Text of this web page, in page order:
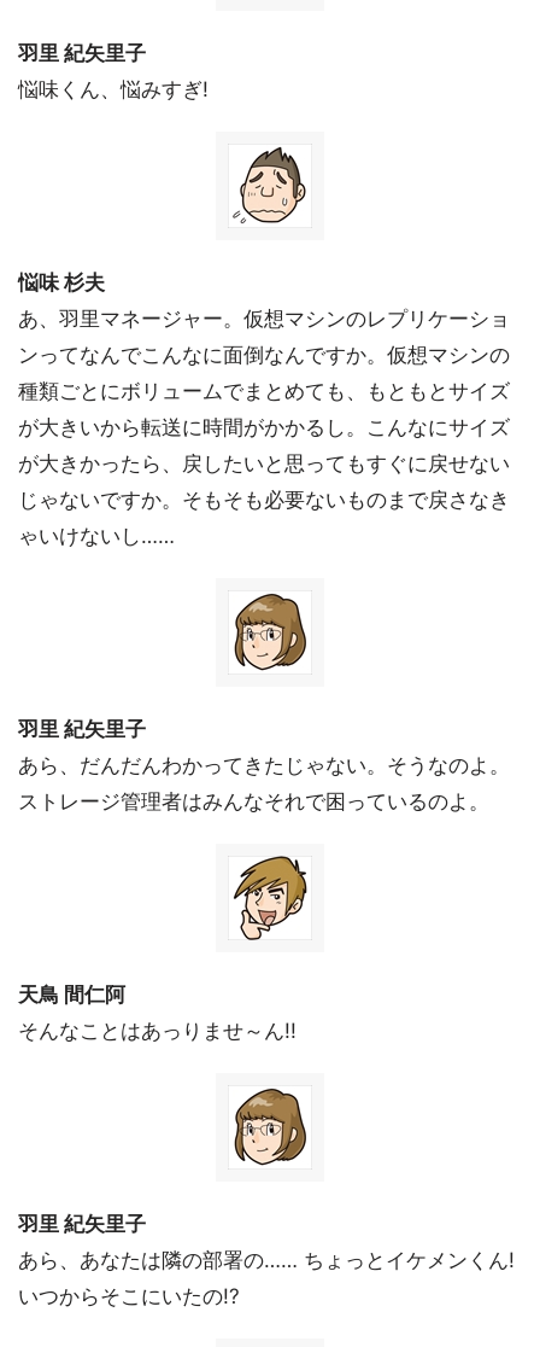
羽里 紀矢里子
悩味くん、悩みすぎ!
悩味 杉夫
あ、羽里マネージャー。仮想マシンのレプリケーショ
ンってなんでこんなに面倒なんですか。仮想マシンの
種類ごとにボリュームでまとめても、もともとサイズ
が大きいから転送に時間がかかるし。こんなにサイズ
が大きかったら、戻したいと思ってもすぐに戻せない
じゃないですか。そもそも必要ないものまで戻さなき
ゃいけないし……
羽里 紀矢里子
あら、だんだんわかってきたじゃない。そうなのよ。
ストレージ管理者はみんなそれで困っているのよ。
天鳥 間仁阿
そんなことはあっりませ～ん!!
羽里 紀矢里子
あら、あなたは隣の部署の…… ちょっとイケメンくん!
いつからそこにいたの!?